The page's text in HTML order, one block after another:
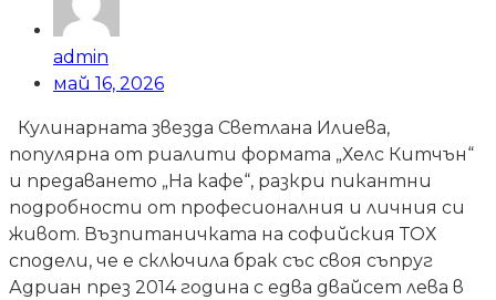
admin
май 16, 2026
Кулинарната звезда Светлана Илиева,
популярна от риалити формата „Хелс Китчън“
и предаването „На кафе“, разкри пикантни
подробности от професионалния и личния си
живот. Възпитаничката на софийския ТОХ
сподели, че е сключила брак със своя съпруг
Адриан през 2014 година с едва двайсет лева в